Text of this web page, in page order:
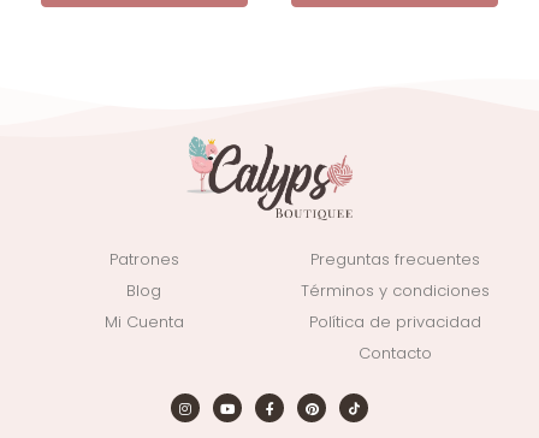
Patrones
Blog
Mi Cuenta
Preguntas frecuentes
Términos y condiciones
Política de privacidad
Contacto